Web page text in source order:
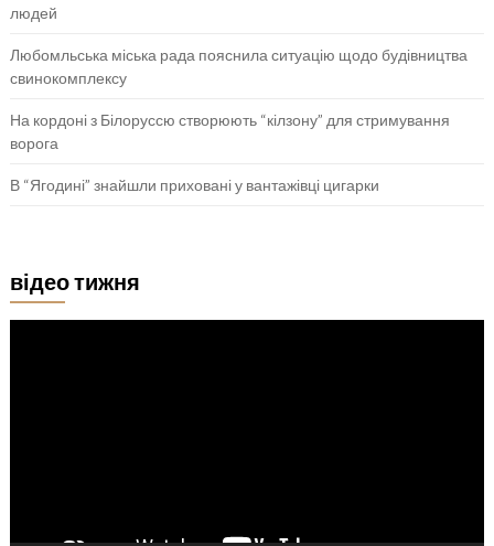
людей
Любомльська міська рада пояснила ситуацію щодо будівництва
свинокомплексу
На кордоні з Білоруссю створюють “кілзону” для стримування
ворога
В “Ягодині” знайшли приховані у вантажівці цигарки
відео тижня